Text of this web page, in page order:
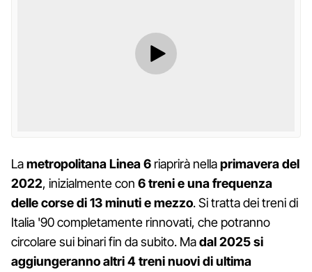
Lametropolitana Linea 6 riaprirà nellaprimavera del
2022, inizialmente con 6 treni e una frequenza
delle corse di 13 minuti e mezzo. Si tratta dei treni di
Italia '90 completamente rinnovati, che potranno
circolare sui binari fin da subito. Madal 2025 si
aggiungeranno altri 4 treni nuovi di ultima